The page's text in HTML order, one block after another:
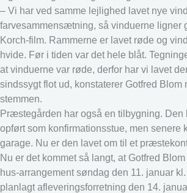
– Vi har ved samme lejlighed lavet nye
farvesammensætning, så vinduerne ligner
Korch-film. Rammerne er lavet røde og
hvide. Før i tiden var det hele blåt.
at vinduerne var røde, derfor har vi lavet
sindssygt flot ud, konstaterer Gotfred Blom
stemmen.
Præstegården har også en tilbygning. Den
opført som konfirmationsstue, men senere
garage. Nu er den lavet om til et
Nu er det kommet så langt, at Gotfred
hus-arrangement søndag den 11. januar
planlagt afleveringsforretning den 14.